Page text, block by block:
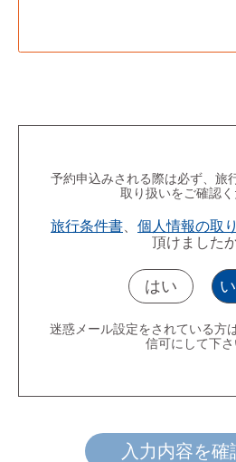
予約申込みされる際は必ず、旅
取り扱いをご確認く
旅行条件書 個人情報の取
頂けました
はい
迷惑メール設定をされている方
信可にして下さ
入力内容を確